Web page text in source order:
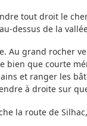
tout droit le
dessus de la
Au grand rocher
bien que courte
et ranger les
à droite sur
la route de